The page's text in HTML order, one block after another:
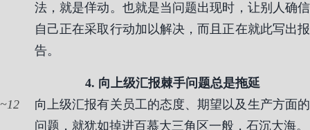
法，就是佯动。也就是当问题出现时，让别人确信
自己正在采取行动加以解决，而且正在就此写出报
告。
4. 向上级汇报棘手问题总是拖延
12
向上级汇报有关员工的态度、期望以及生产方面的
问题，就犹如掉进百慕大三角区一般，石沉大海。